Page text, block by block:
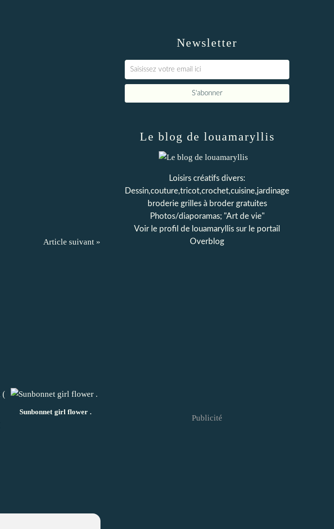
Article suivant »
Sunbonnet girl flower .
Newsletter
Le blog de louamaryllis
Loisirs créatifs divers:
Dessin,couture,tricot,crochet,cuisine,jardinage
broderie grilles à broder gratuites
Photos/diaporamas; "Art de vie"
Voir le profil de louamaryllis sur le portail
Overblog
Publicité